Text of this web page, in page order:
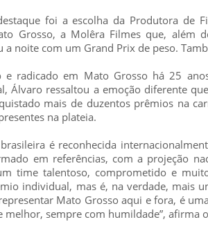
foi a escolha da Produtora de
Grosso, a Molêra Filmes que, além
a noite com um Grand Prix de peso.
e radicado em Mato Grosso há 25
Álvaro ressaltou a emoção diferente
mais de duzentos prêmios na
na plateia.
é reconhecida
em referências, com a projeção
time talentoso, comprometido e
individual, mas é, na verdade, mais
Mato Grosso aqui e fora, é
melhor, sempre com humildade”, afirma